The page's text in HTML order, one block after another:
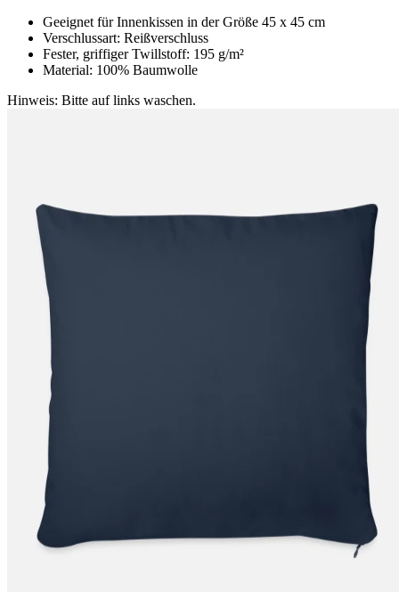
Geeignet für Innenkissen in der Größe 45 x 45 cm
Verschlussart: Reißverschluss
Fester, griffiger Twillstoff: 195 g/m²
Material: 100% Baumwolle
Hinweis: Bitte auf links waschen.